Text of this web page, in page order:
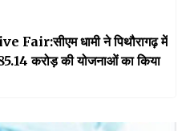
धामी ने पिथौरागढ़ में
करोड़ की योजनाओं का किया